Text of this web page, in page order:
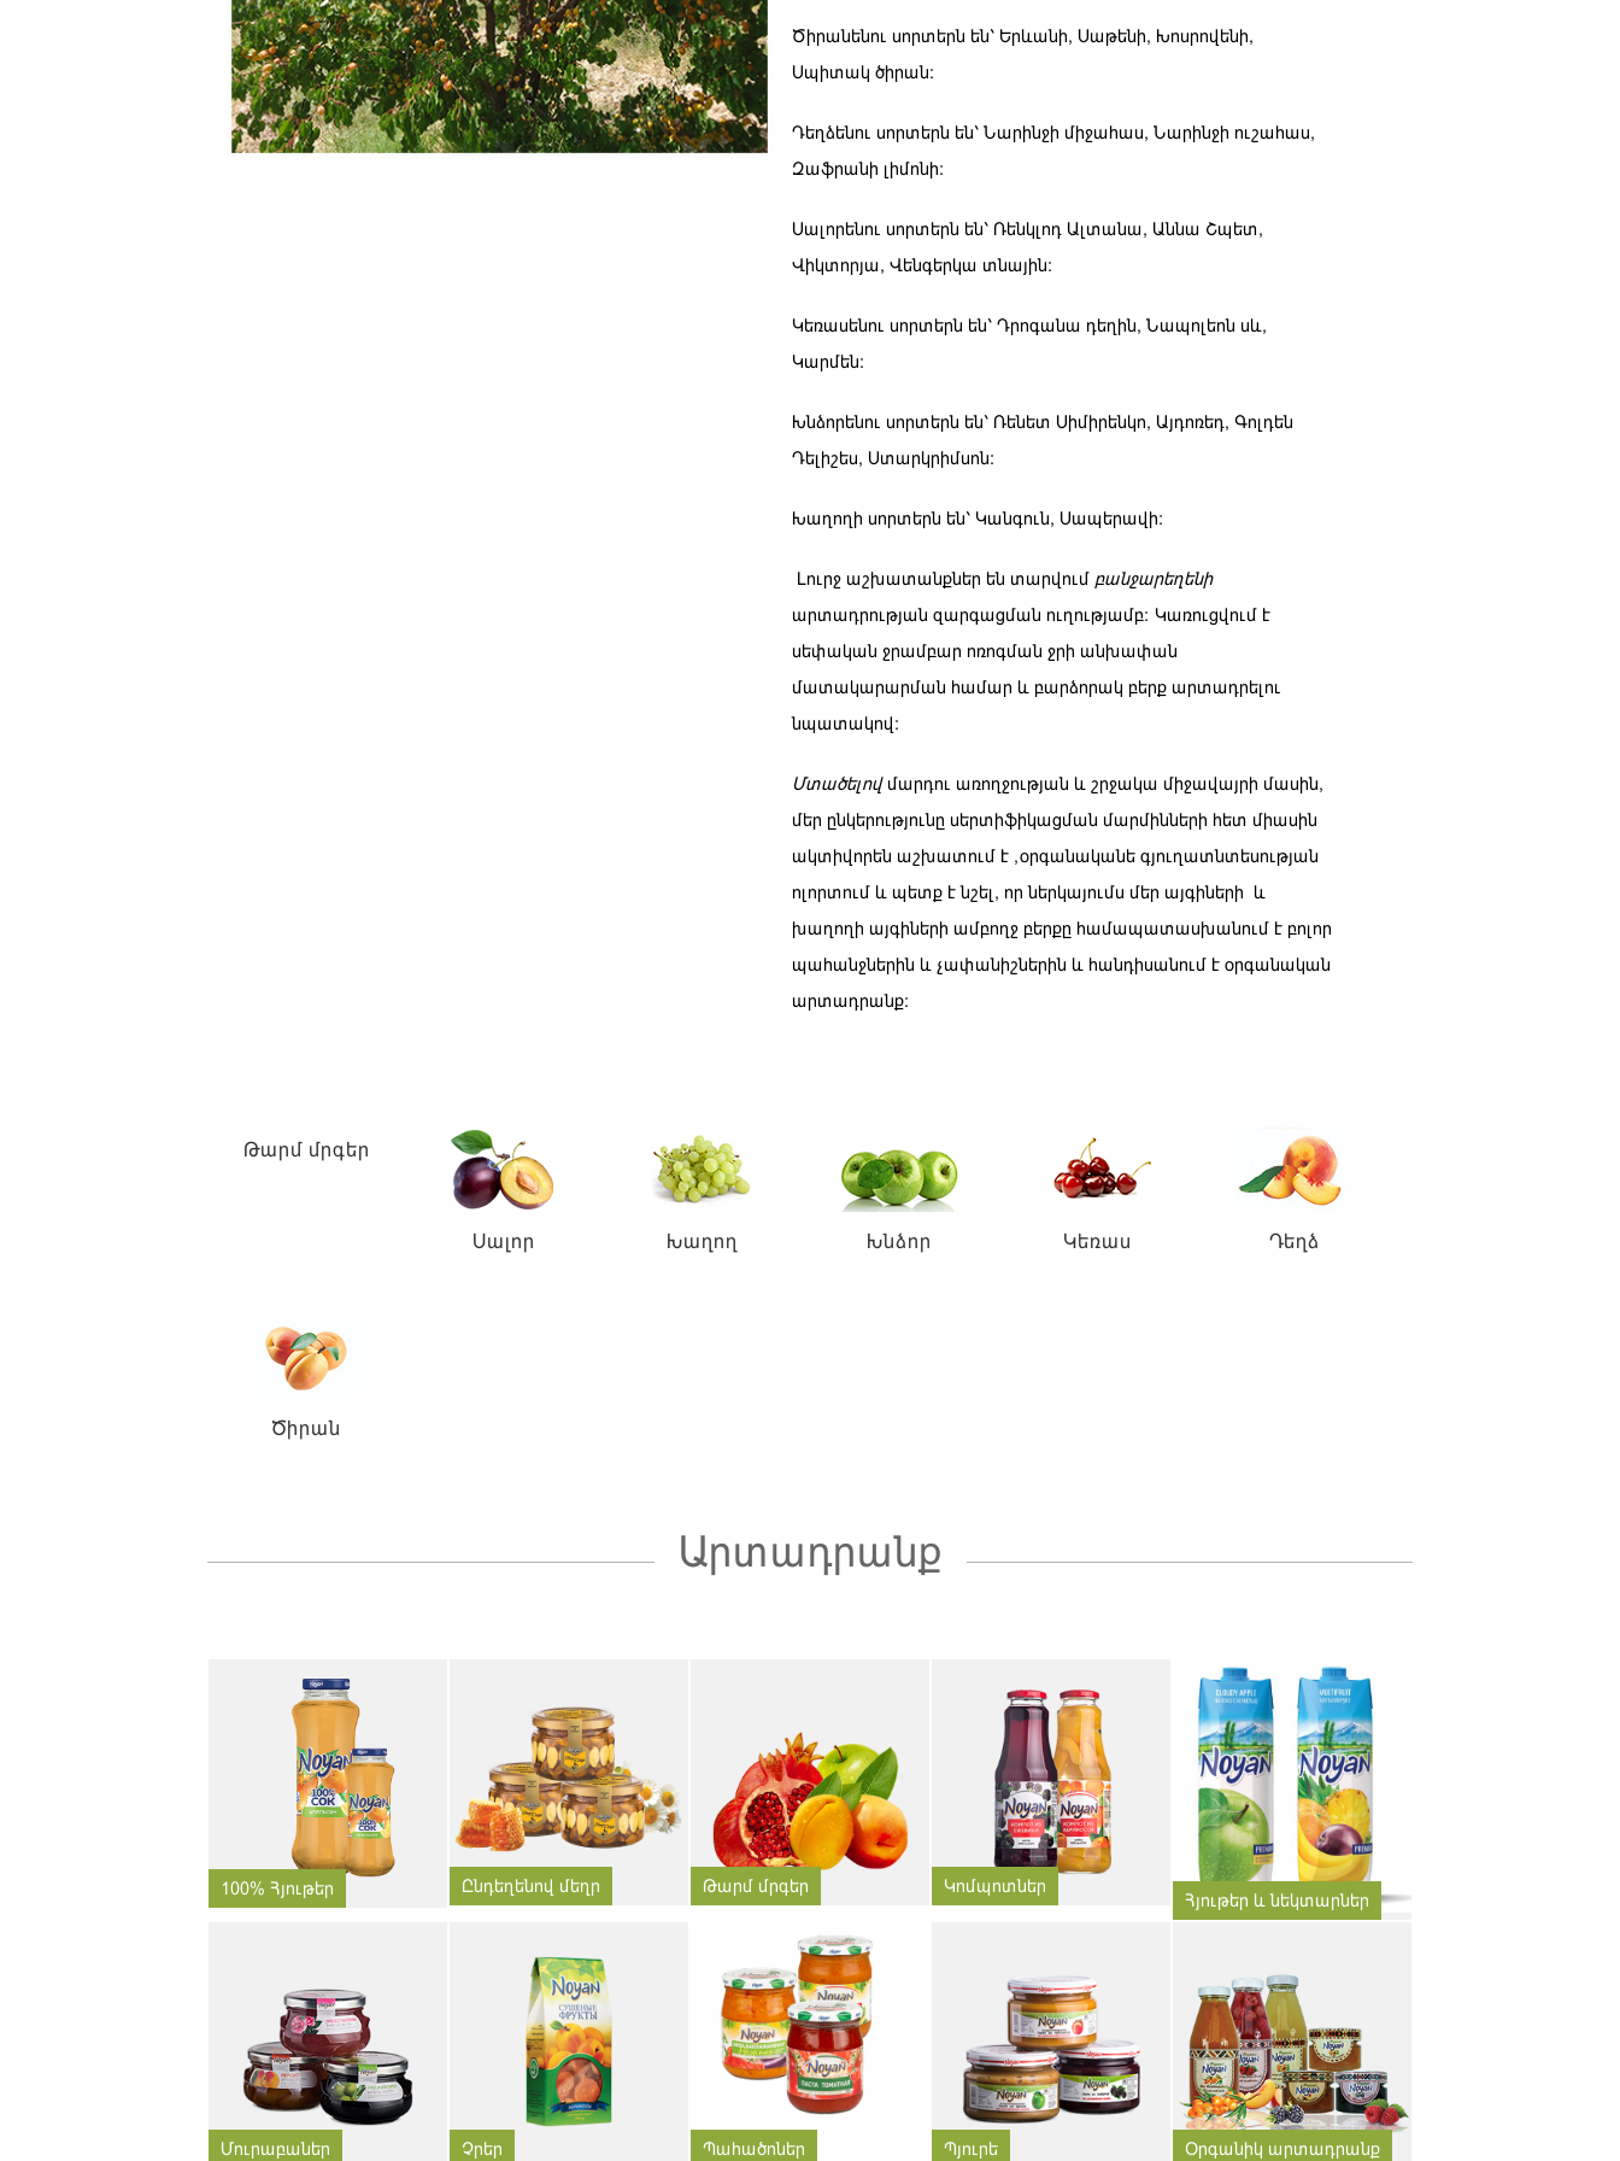
Ծիրանենու սորտերն են՝ Երևանի, Սաթենի, Խոսրովենի,
Սպիտակ ծիրան:
Դեղձենու սորտերն են՝ Նարինջի միջահաս, Նարինջի ուշահաս,
Զաֆրանի լիմոնի:
Սալորենու սորտերն են՝ Ռենկլոդ Ալտանա, Աննա Շպետ,
Վիկտորյա, Վենգերկա տնային:
Կեռասենու սորտերն են՝ Դրոգանա դեղին, Նապոլեոն սև,
Կարմեն:
Խնձորենու սորտերն են՝ Ռենետ Սիմիրենկո, Այդոռեդ, Գոլդեն
Դելիշես, Ստարկրիմսոն:
Խաղողի սորտերն են՝ Կանգուն, Սապերավի:
Լուրջ աշխատանքներ են տարվում բանջարեղենի
արտադրության զարգացման ուղությամբ: Կառուցվում է
սեփական ջրամբար ոռոգման ջրի անխափան
մատակարարման համար և բարձորակ բերք արտադրելու
նպատակով:
Մտածելով մարդու առողջության և շրջակա միջավայրի մասին,
մեր ընկերությունը սերտիֆիկացման մարմինների հետ միասին
ակտիվորեն աշխատում է «օրգանական» գյուղատնտեսության
ոլորտում և պետք է նշել, որ ներկայումս մեր այգիների և
խաղողի այգիների ամբողջ բերքը համապատասխանում է բոլոր
պահանջներին և չափանիշներին և հանդիսանում է օրգանական
արտադրանք:
Թարմ մրգեր
Սալոր Խաղող Խնձոր Կեռաս Դեղձ
Ծիրան
Արտադրանք
100% Հյութեր Ընդեղենով մեղր Թարմ մրգեր Կոմպոտներ
Հյութեր և նեկտարներ
Մուրաբաներ Չրեր Պահածոներ Պյուրե Օրգանիկ արտադրանք